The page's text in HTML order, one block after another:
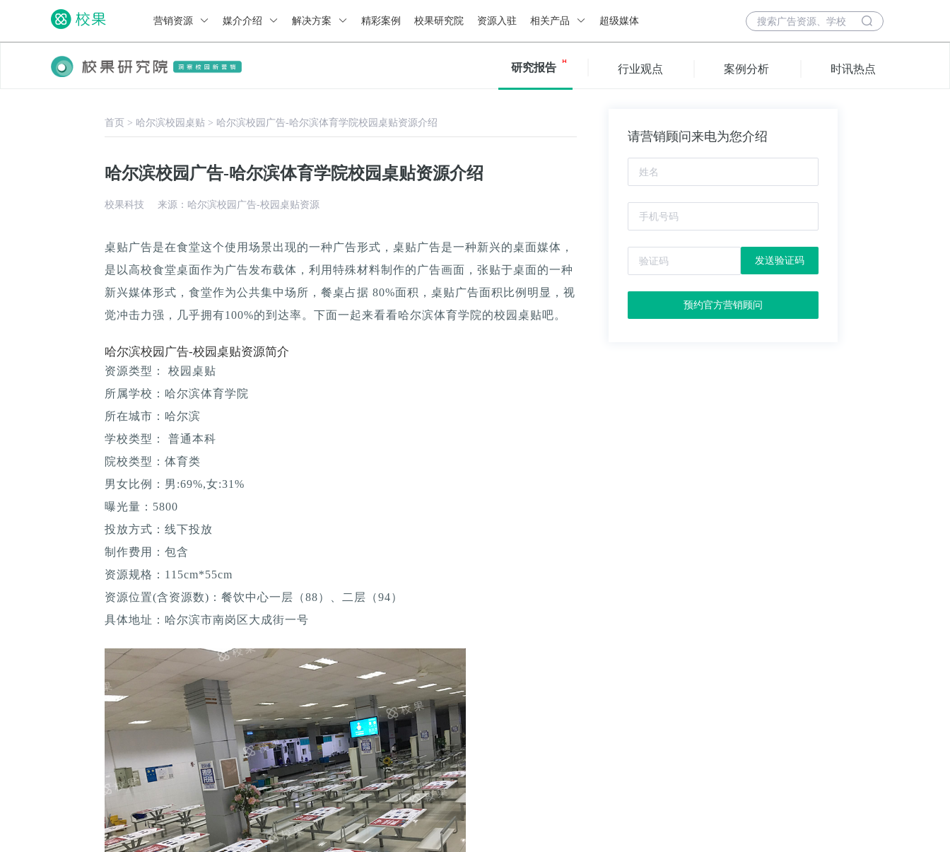
营销资源 媒介介绍 解决方案 精彩案例 校果研究院 资源入驻 相关产品 超级媒体
研究报告 行业观点 案例分析 时讯热点
首页 > 哈尔滨校园桌贴 > 哈尔滨校园广告-哈尔滨体育学院校园桌贴资源介绍
哈尔滨校园广告-哈尔滨体育学院校园桌贴资源介绍
校果科技 来源：哈尔滨校园广告-校园桌贴资源
桌贴广告是在食堂这个使用场景出现的一种广告形式，桌贴广告是一种新兴的桌面媒体，
是以高校食堂桌面作为广告发布载体，利用特殊材料制作的广告画面，张贴于桌面的一种
新兴媒体形式，食堂作为公共集中场所，餐桌占据 80%面积，桌贴广告面积比例明显，视
觉冲击力强，几乎拥有100%的到达率。下面一起来看看哈尔滨体育学院的校园桌贴吧。
哈尔滨校园广告-校园桌贴资源简介
资源类型： 校园桌贴
所属学校：哈尔滨体育学院
所在城市：哈尔滨
学校类型： 普通本科
院校类型：体育类
男女比例：男:69%,女:31%
曝光量：5800
投放方式：线下投放
制作费用：包含
资源规格：115cm*55cm
资源位置(含资源数)：餐饮中心一层（88）、二层（94）
具体地址：哈尔滨市南岗区大成街一号
请营销顾问来电为您介绍
发送验证码
预约官方营销顾问